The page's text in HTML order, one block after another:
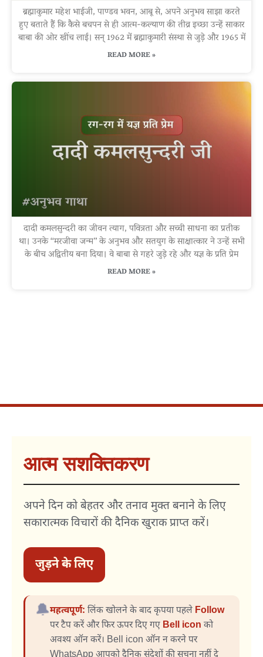
ब्रह्माकुमार महेश भाईजी, पाण्डव भवन, आबू से, अपने अनुभव साझा करते
हुए बताते हैं कि कैसे बचपन से ही आत्म-कल्याण की तीव्र इच्छा उन्हें साकार
बाबा की ओर खींच लाई। सन् 1962 में ब्रह्माकुमारी संस्था से जुड़े और 1965 में
READ MORE »
दादी कमलसुन्दरी का जीवन त्याग, पवित्रता और सच्ची साधना का प्रतीक
था। उनके “मरजीवा जन्म” के अनुभव और सतयुग के साक्षात्कार ने उन्हें सभी
के बीच अद्वितीय बना दिया। वे बाबा से गहरे जुड़े रहे और यज्ञ के प्रति प्रेम
READ MORE »
आत्म सशक्तिकरण
अपने दिन को बेहतर और तनाव मुक्त बनाने के लिए
सकारात्मक विचारों की दैनिक खुराक प्राप्त करें।
जुड़ने के लिए
🔔महत्वपूर्ण: लिंक खोलने के बाद कृपया पहले Follow
पर टैप करें और फिर ऊपर दिए गए Bell icon को
अवश्य ऑन करें। Bell icon ऑन न करने पर
WhatsApp आपको दैनिक संदेशों की सूचना नहीं दे